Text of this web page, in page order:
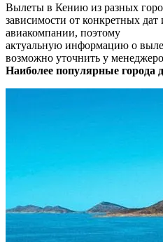
Вылеты в Кению из разных
зависимости от конкретных
авиакомпании, поэтому
актуальную информацию о
возможно уточнить у
Наиболее популярные города